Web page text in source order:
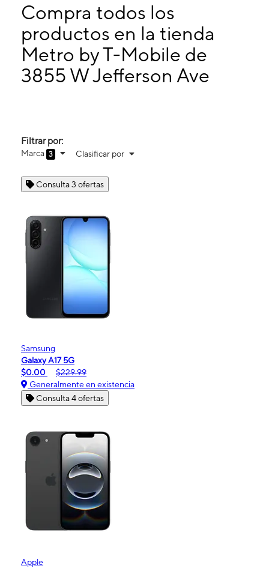
Jueves:
10:00 a. m. a 7:00 p. m.
Viernes: 10:00 a. m. a 7:00 p. m.
Sábado:10:00 a. m. a 7:00 p. m.
3855 W Jefferson Ave Ecorse, MI 48229
Compra todos los
productos en la tienda
Metro by T-Mobile de
3855 W Jefferson Ave
Filtrar por:
Marca 3 Clasificar por
Consulta 3 ofertas
Samsung
Galaxy A17 5G
$0.00
$229.99
Generalmente en existencia
Consulta 4 ofertas
Apple